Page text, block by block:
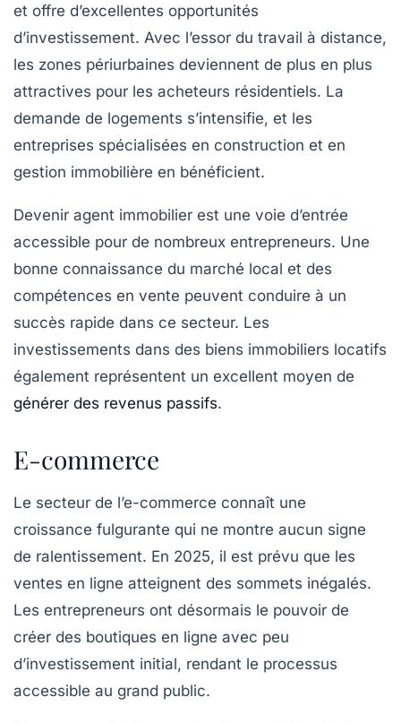
et offre d’excellentes opportunités
d’investissement. Avec l’essor du travail à distance,
les zones périurbaines deviennent de plus en plus
attractives pour les acheteurs résidentiels. La
demande de logements s’intensifie, et les
entreprises spécialisées en construction et en
gestion immobilière en bénéficient.
Devenir agent immobilier est une voie d’entrée
accessible pour de nombreux entrepreneurs. Une
bonne connaissance du marché local et des
compétences en vente peuvent conduire à un
succès rapide dans ce secteur. Les
investissements dans des biens immobiliers locatifs
également représentent un excellent moyen de
générer des revenus passifs.
E-commerce
Le secteur de l’e-commerce connaît une
croissance fulgurante qui ne montre aucun signe
de ralentissement. En 2025, il est prévu que les
ventes en ligne atteignent des sommets inégalés.
Les entrepreneurs ont désormais le pouvoir de
créer des boutiques en ligne avec peu
d’investissement initial, rendant le processus
accessible au grand public.